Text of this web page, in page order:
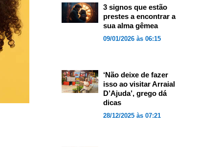
3 signos que estão
prestes a encontrar a
sua alma gêmea
09/01/2026 às 06:15
‘Não deixe de fazer
isso ao visitar Arraial
D’Ajuda’, grego dá
dicas
28/12/2025 às 07:21